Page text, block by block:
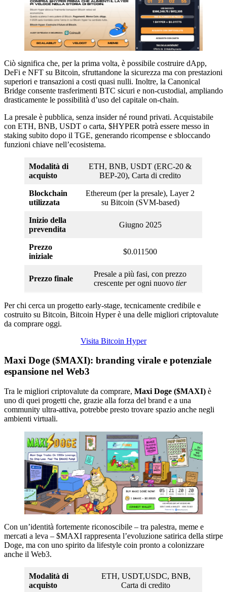
Ciò significa che, per la prima volta, è possibile costruire dApp,
DeFi e NFT su Bitcoin, sfruttandone la sicurezza ma con prestazioni
superiori e transazioni a costi quasi nulli. Inoltre, la Canonical
Bridge consente trasferimenti BTC sicuri e non-custodial, ampliando
drasticamente le possibilità d’uso del capitale on-chain.
La presale è pubblica, senza insider né round privati. Acquistabile
con ETH, BNB, USDT o carta, $HYPER potrà essere messo in
staking subito dopo il TGE, generando ricompense e sbloccando
funzioni chiave nell’ecosistema.
Modalità di
acquisto
ETH, BNB, USDT (ERC-20 &
BEP-20), Carta di credito
Blockchain
utilizzata
Ethereum (per la presale), Layer 2
su Bitcoin (SVM-based)
Inizio della
prevendita
Giugno 2025
Prezzo
iniziale
$0.011500
Prezzo finale
Presale a più fasi, con prezzo
crescente per ogni nuovo tier
Per chi cerca un progetto early-stage, tecnicamente credibile e
costruito su Bitcoin, Bitcoin Hyper è una delle migliori criptovalute
da comprare oggi.
Visita Bitcoin Hyper
Maxi Doge ($MAXI): branding virale e potenziale
espansione nel Web3
Tra le migliori criptovalute da comprare, Maxi Doge ($MAXI) è
uno di quei progetti che, grazie alla forza del brand e a una
community ultra-attiva, potrebbe presto trovare spazio anche negli
ambienti virtuali.
Con un’identità fortemente riconoscibile – tra palestra, meme e
mercati a leva – $MAXI rappresenta l’evoluzione satirica della stirpe
Doge, ma con uno spirito da lifestyle coin pronto a colonizzare
anche il Web3.
Modalità di
acquisto
ETH, USDT,USDC, BNB,
Carta di credito